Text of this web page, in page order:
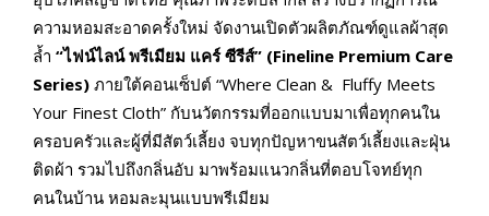
ความหอมสะอาดครั้งใหม่ จัดงานเปิดตัวผลิตภัณฑ์ดูแลผ้าสุด
ล้ำ “ไฟน์ไลน์ พรีเมียม แคร์ ซีรีส์” (Fineline Premium Care
Series) ภายใต้คอนเซ็ปต์ “Where Clean & Fluffy Meets
Your Finest Cloth” กับนวัตกรรมที่ออกแบบมาเพื่อทุกคนใน
ครอบครัวและผู้ที่มีสัตว์เลี้ยง จบทุกปัญหาขนสัตว์เลี้ยงและฝุ่น
ติดผ้า รวมไปถึงกลิ่นอับ มาพร้อมแนวกลิ่นที่ตอบโจทย์ทุก
คนในบ้าน หอมละมุนแบบพรีเมียม